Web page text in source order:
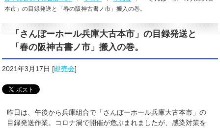
本市」の目録発送と「春の阪神古書ノ市」搬入の巻。
「さんぼーホール兵庫大古本市」の目録発送と
「春の阪神古書ノ市」搬入の巻。
2021年3月17日 [即売会]
昨日は、午後から兵庫組合で「さんぼーホール兵庫大古本市」の
目録発送作業。コロナ渦で開催が危ぶまれましたが、感染対策を